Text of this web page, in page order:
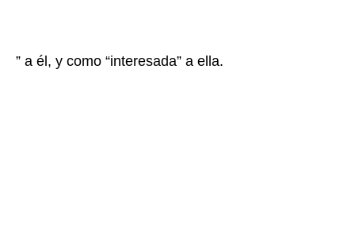
” a él, y como “interesada” a ella.